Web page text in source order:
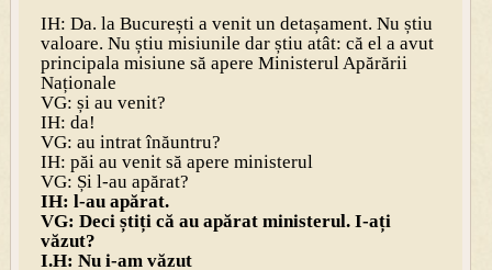
IH: Da. la București a venit un detașament. Nu știu
valoare. Nu știu misiunile dar știu atât: că el a avut
principala misiune să apere Ministerul Apărării
Naționale
VG: și au venit?
IH: da!
VG: au intrat înăuntru?
IH: păi au venit să apere ministerul
VG: Și l-au apărat?
IH: l-au apărat.
VG: Deci știți că au apărat ministerul. I-ați
văzut?
I.H: Nu i-am văzut